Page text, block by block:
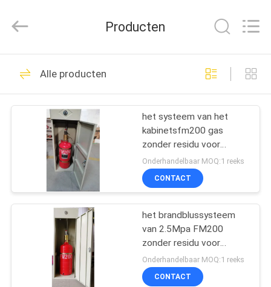
HUIS
PRODUCTEN
TOON
OVER
FABRIEKSREIS
Giant
All
Reserved.
fm200 het systeem
van de
brandafschaffing
100
Novec 1230 het
Systeem van de
Brandafschaffing
38
Producten
Alle producten
het systeem van het
kabinetsfm200 gas
zonder residu voor
telecommunicatieruimte
Onderhandelbaar MOQ:1 reeks
CONTACT
het brandblussysteem
van 2.5Mpa FM200
zonder residu voor
archief
Onderhandelbaar MOQ:1 reeks
CONTACT